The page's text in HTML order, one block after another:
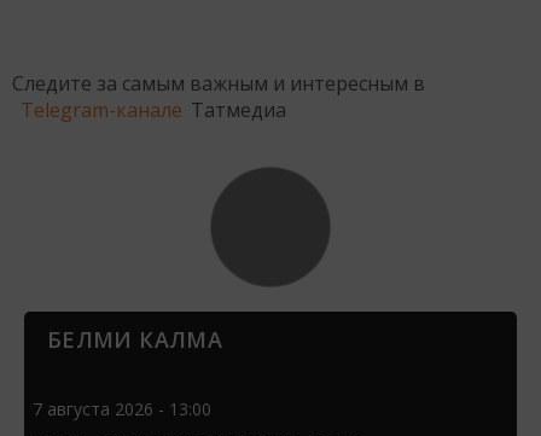
Следите за самым важным и интересным в
Telegram-канале Татмедиа
БЕЛМИ КАЛМА
7 августа 2026 - 13:00